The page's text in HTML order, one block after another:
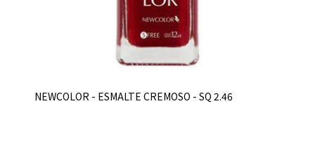
NEWCOLOR - ESMALTE CREMOSO - SQ 2.46